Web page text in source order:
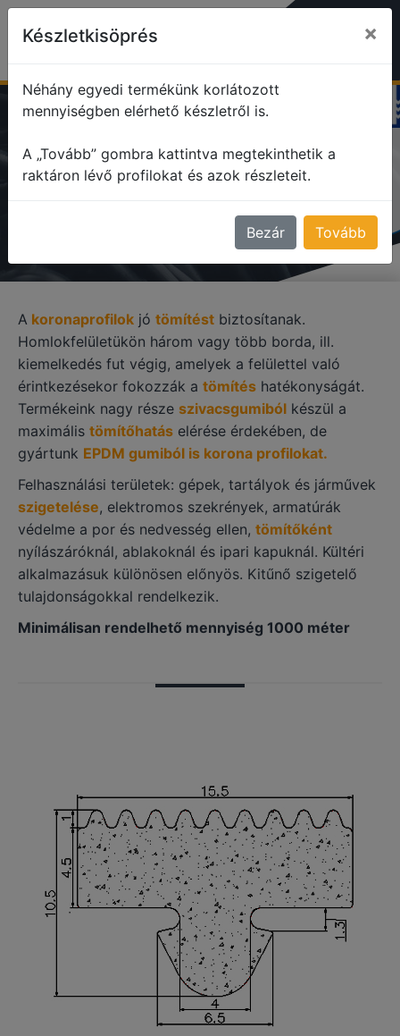
profile Korona profilok
A koronaprofilok jó tömítést biztosítanak.
Homlokfelületükön három vagy több borda, ill.
kiemelkedés fut végig, amelyek a felülettel való
érintkezésekor fokozzák a tömítés hatékonyságát.
Termékeink nagy része szivacsgumiból készül a
maximális tömítőhatás elérése érdekében, de
gyártunk EPDM gumiból is korona profilokat.
Felhasználási területek: gépek, tartályok és járművek
szigetelése, elektromos szekrények, armatúrák
védelme a por és nedvesség ellen, tömítőként
nyílászáróknál, ablakoknál és ipari kapuknál. Kültéri
alkalmazásuk különösen előnyös. Kitűnő szigetelő
tulajdonságokkal rendelkezik.
Minimálisan rendelhető mennyiség 1000 méter
Készletkisöprés ×
Néhány egyedi termékünk korlátozott
mennyiségben elérhető készletről is.
A „Tovább” gombra kattintva megtekinthetik a
raktáron lévő profilokat és azok részleteit.
Bezár Tovább